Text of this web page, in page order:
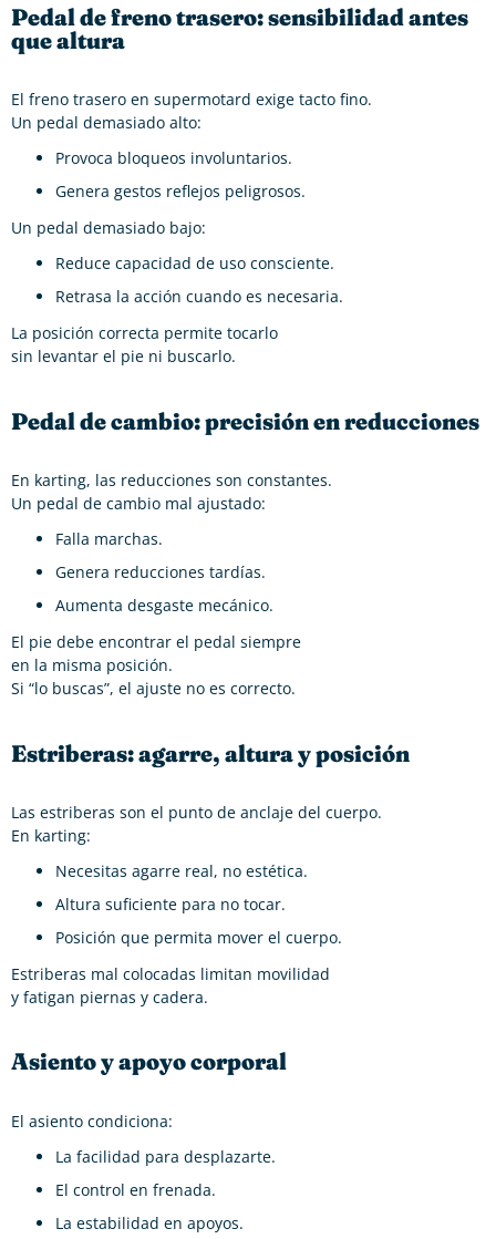
Pedal de freno trasero: sensibilidad antes
que altura
El freno trasero en supermotard exige tacto fino.
Un pedal demasiado alto:
Provoca bloqueos involuntarios.
Genera gestos reflejos peligrosos.
Un pedal demasiado bajo:
Reduce capacidad de uso consciente.
Retrasa la acción cuando es necesaria.
La posición correcta permite tocarlo
sin levantar el pie ni buscarlo.
Pedal de cambio: precisión en reducciones
En karting, las reducciones son constantes.
Un pedal de cambio mal ajustado:
Falla marchas.
Genera reducciones tardías.
Aumenta desgaste mecánico.
El pie debe encontrar el pedal siempre
en la misma posición.
Si “lo buscas”, el ajuste no es correcto.
Estriberas: agarre, altura y posición
Las estriberas son el punto de anclaje del cuerpo.
En karting:
Necesitas agarre real, no estética.
Altura suficiente para no tocar.
Posición que permita mover el cuerpo.
Estriberas mal colocadas limitan movilidad
y fatigan piernas y cadera.
Asiento y apoyo corporal
El asiento condiciona:
La facilidad para desplazarte.
El control en frenada.
La estabilidad en apoyos.